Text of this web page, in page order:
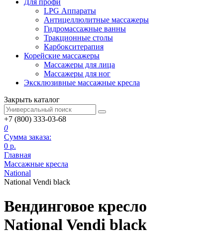
LPG Аппараты
Антицеллюлитные массажеры
Гидромассажные ванны
Тракционные столы
Карбокситерапия
Корейские массажеры
Массажеры для лица
Массажеры для ног
Эксклюзивные массажные кресла
Закрыть каталог
+7 (800) 333-03-68
0
Сумма заказа:
0 р.
Главная
Массажные кресла
National
National Vendi black
Вендинговое кресло
National Vendi black